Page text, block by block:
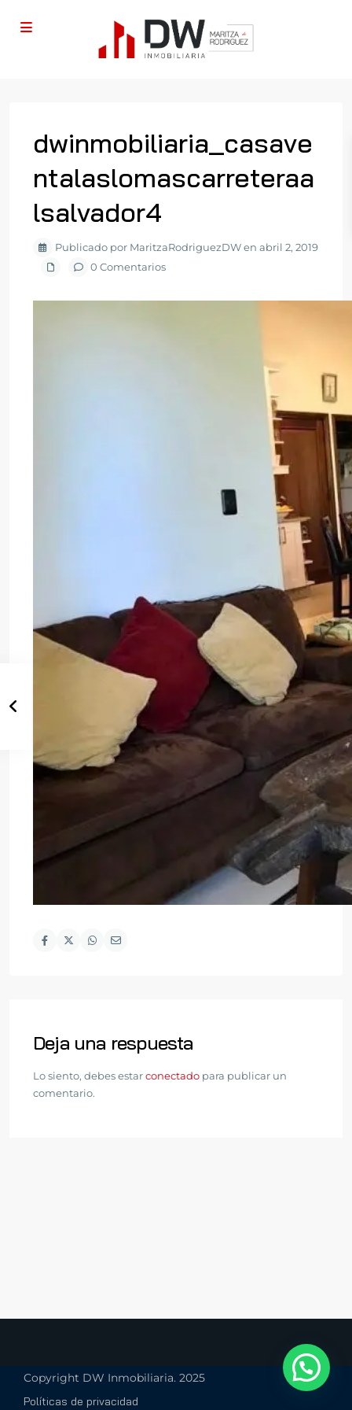
dwinmobiliaria_casave
ntalaslomascarreteraa
lsalvador4
Publicado por MaritzaRodriguezDW en abril 2, 2019
0 Comentarios
Deja una respuesta
Lo siento, debes estarconectado para publicar un
comentario.
Copyright DW Inmobiliaria. 2025
Políticas de privacidad